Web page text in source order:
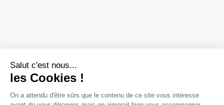
Salut c'est nous...
les Cookies !
On a attendu d'être sûrs que le contenu de ce site vous intéresse